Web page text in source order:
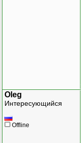
Oleg
Интересующийся
Offline